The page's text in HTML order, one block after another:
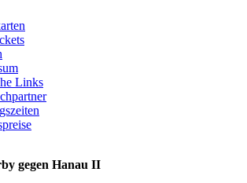
Links
gegen Hanau II